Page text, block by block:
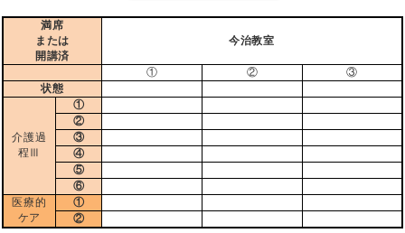
満席
または
開講済
今治教室
① ②
③
状態
介護過
程Ⅲ
①
②
③
④
⑤
⑥
医療的
ケア
①
②